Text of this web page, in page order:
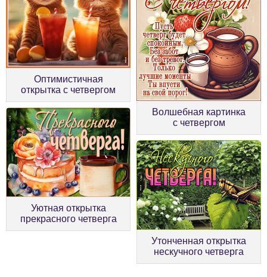
Оптимистичная
открытка с четвергом
Волшебная картинка
с четвергом
Уютная открытка
прекрасного четверга
Утонченная открытка
нескучного четверга